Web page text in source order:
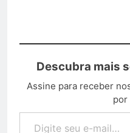
Descubra mais
Assine para receber
por